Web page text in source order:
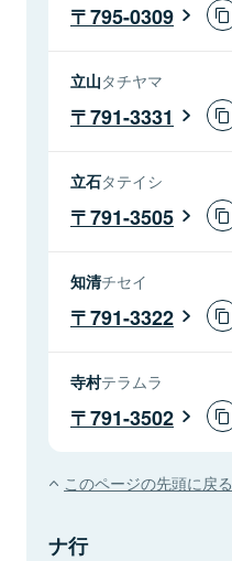
795-0309
立山タチヤマ
791-3331
立石タテイシ
791-3505
知清チセイ
791-3322
寺村テラムラ
791-3502
このページの先頭に戻る
ナ行